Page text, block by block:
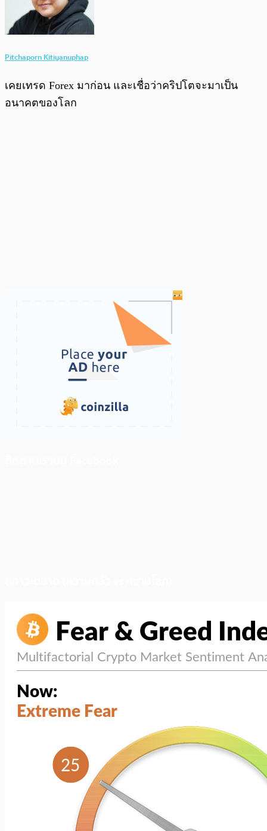
Pitchaporn Kitiyanuphap
เคยเทรด Forex มาก่อน และเชื่อว่าคริปโตจะมาเป็น
อนาคตของโลก